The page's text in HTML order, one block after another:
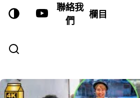
聯絡我
們
欄目
VIDEOS—PAGE 17